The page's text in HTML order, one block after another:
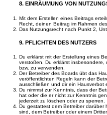
8. EINRÄUMUNG VON
Mit dem Erstellen eines Beitrags
Recht, deinen Beitrag im Rahmen
Das Nutzungsrecht nach Punkt 2,
9. PFLICHTEN DES NUTZERS
Du erklärst mit der Erstellung eines
verstoßen. Du erklärst
bzw. zu verwenden.
Der Betreiber des Boards übt das
veröffentlichten Regeln kann der
ausschließen und dir ein Hausverbot
Du nimmst zur Kenntnis, dass der
hat oder die er nicht zur Kenntnis
jederzeit zu löschen oder zu sperren.
Du gestattest dem Betreiber
sind, dem Betreiber oder einem